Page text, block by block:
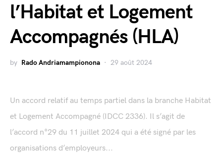
l’Habitat et Logement
Accompagnés (HLA)
by Rado Andriamampionona 29 août 2024
Un accord relatif au temps partiel dans la branche Habitat
et Logement Accompagné (IDCC 2336). Il s’agit de
l’accord n°29 du 11 juillet 2024 qui a été signé par les
organisations d’employeurs...